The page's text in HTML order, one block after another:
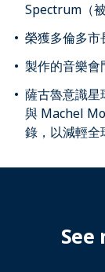
Spectrum（
榮獲多倫多市
製作的音樂會
薩古魯意識
與 Machel
錄，以減輕全
See